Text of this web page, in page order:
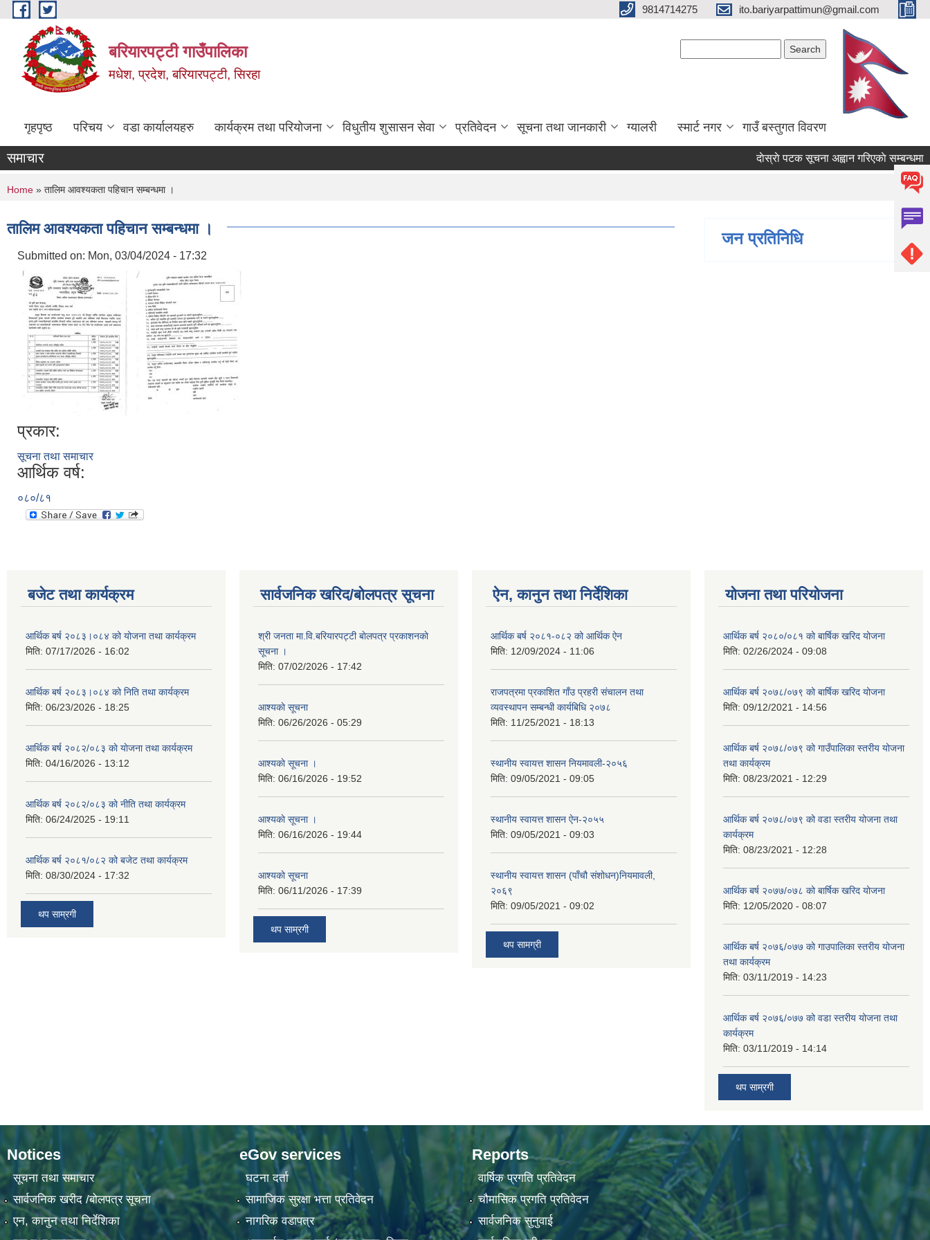
Skip to main content 9814714275 ito.bariyarpattimun@gmail.com
बरियारपट्टी गाउँपालिका
मधेश, प्रदेश, बरियारपट्टी, सिरहा
गृहपृष्ठ परिचय वडा कार्यालयहरु कार्यक्रम तथा परियोजना विधुतीय शुसासन सेवा प्रतिवेदन सूचना तथा जानकारी ग्यालरी स्मार्ट नगर गाउँ बस्तुगत विवरण
समाचार दाेस्राे पटक सूचना अह्वान गरिएकाे सम्बन्धमा ।
You are here
Home » तालिम आवश्यकता पहिचान सम्बन्धमा ।
तालिम आवश्यकता पहिचान सम्बन्धमा ।
Submitted on: Mon, 03/04/2024 - 17:32
प्रकार:
सूचना तथा समाचार
आर्थिक वर्ष:
०८०/८१
जन प्रतिनिधि
बजेट तथा कार्यक्रम
आर्थिक बर्ष २०८३।०८४ को योजना तथा कार्यक्रम
मिति: 07/17/2026 - 16:02
आर्थिक बर्ष २०८३।०८४ को निति तथा कार्यक्रम
मिति: 06/23/2026 - 18:25
आर्थिक बर्ष २०८२/०८३ काे याेजना तथा कार्यक्रम
मिति: 04/16/2026 - 13:12
आर्थिक बर्ष २०८२/०८३ काे नीति तथा कार्यक्रम
मिति: 06/24/2025 - 19:11
आर्थिक बर्ष २०८१/०८२ को बजेट तथा कार्यक्रम
मिति: 08/30/2024 - 17:32
थप साम्रगी
सार्वजनिक खरिद/बोलपत्र सूचना
श्री जनता मा.वि.बरियारपट्टी बाेलपत्र प्रकाशनकाे
सूचना ।
मिति: 07/02/2026 - 17:42
आश्यकाे सूचना
मिति: 06/26/2026 - 05:29
आश्यकाे सूचना ।
मिति: 06/16/2026 - 19:52
आश्यकाे सूचना ।
मिति: 06/16/2026 - 19:44
आश्यकाे सूचना
मिति: 06/11/2026 - 17:39
थप साम्रगी
ऐन, कानुन तथा निर्देशिका
आर्थिक बर्ष २०८१-०८२ को आर्थिक ऐन
मिति: 12/09/2024 - 11:06
राजपत्रमा प्रकाशित गाँउ प्रहरी संचालन तथा
व्यवस्थापन सम्बन्धी कार्यबिधि २०७८
मिति: 11/25/2021 - 18:13
स्थानीय स्वायत्त शासन नियमावली-२०५६
मिति: 09/05/2021 - 09:05
स्थानीय स्वायत्त शासन ए‍ेन-२०५५
मिति: 09/05/2021 - 09:03
स्थानीय स्वायत्त शासन (पाँचौ संशोधन)नियमावली,
२०६९
मिति: 09/05/2021 - 09:02
थप सामग्री
योजना तथा परियोजना
आर्थिक बर्ष २०८०/०८१ को बार्षिक खरिद योजना
मिति: 02/26/2024 - 09:08
आर्थिक बर्ष २०७८/०७९ को बार्षिक खरिद योजना
मिति: 09/12/2021 - 14:56
आर्थिक बर्ष २०७८/०७९ को गाउँपालिका स्तरीय योजना
तथा कार्यक्रम
मिति: 08/23/2021 - 12:29
आर्थिक बर्ष २०७८/०७९ को वडा स्तरीय योजना तथा
कार्यक्रम
मिति: 08/23/2021 - 12:28
आर्थिक बर्ष २०७७/०७८ को बार्षिक खरिद योजना
मिति: 12/05/2020 - 08:07
आर्थिक बर्ष २०७६/०७७ को गाउपालिका स्तरीय योजना
तथा कार्यक्रम
मिति: 03/11/2019 - 14:23
आर्थिक बर्ष २०७६/०७७ को वडा स्तरीय योजना तथा
कार्यक्रम
मिति: 03/11/2019 - 14:14
थप साम्रगी
Notices
सूचना तथा समाचार
सार्वजनिक खरीद /बोलपत्र सूचना
एन, कानुन तथा निर्देशिका
eGov services
घटना दर्ता
सामाजिक सुरक्षा भत्ता प्रतिवेदन
नागरिक वडापत्र
Reports
वार्षिक प्रगति प्रतिवेदन
चौमासिक प्रगति प्रतिवेदन
सार्वजनिक सुनुवाई